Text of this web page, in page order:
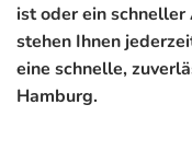
ist oder ein
stehen Ihnen
eine schnelle,
Hamburg.